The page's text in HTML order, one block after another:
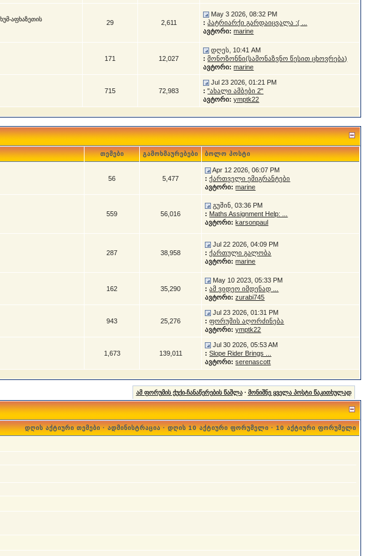
აფხაზეთის
29 2,611
May 3 2026, 08:32 PM
: პატრიარქი გარდაიცვალა :( ...
ავტორი: marine
171 12,027
დღეს, 10:41 AM
: მონოზონნი(სამონაზვნო წესით ცხოვრება)
ავტორი: marine
715 72,983
Jul 23 2026, 01:21 PM
: "ახალი ამბები 2"
ავტორი: ymptk22
თემები გამოხმაურებები ბოლო პოსტი
56 5,477
Apr 12 2026, 06:07 PM
: ქართველი ემიგრანტები
ავტორი: marine
559 56,016
გუშინ, 03:36 PM
: Maths Assignment Help: ...
ავტორი: karsonpaul
287 38,958
Jul 22 2026, 04:09 PM
: ქართული გალობა
ავტორი: marine
162 35,290
May 10 2023, 05:33 PM
: ამ ვიდეო იმდენად ...
ავტორი: zurabi745
943 25,276
Jul 23 2026, 01:31 PM
: ფორუმის აღორძინება
ავტორი: ymptk22
1,673 139,011
Jul 30 2026, 05:53 AM
: Slope Rider Brings ...
ავტორი: serenascott
ამ ფორუმის ქუქი-ჩანაწერების წაშლა· მონიშნე ყველა პოსტი წაკითხულად
დღის აქტიური თემები·ადმინისტრაცია·დღის 10 აქტიური ფორუმელი·10 აქტიური ფორუმელი